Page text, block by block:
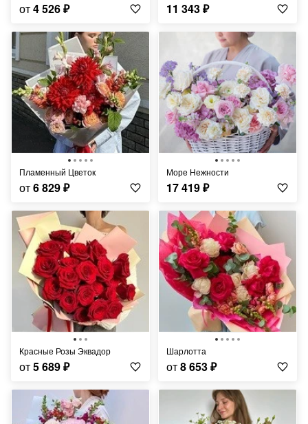
от4 526₽ 11 343₽
Пламенный Цветок
от6 829₽
Море Нежности
17 419₽
Красные Розы Эквадор
от5 689₽
Шарлотта
от8 653₽